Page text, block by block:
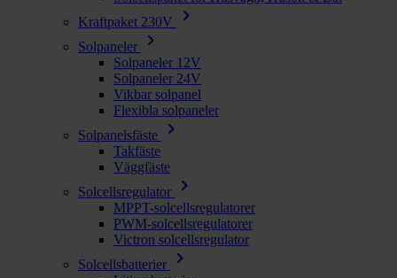
Kraftpaket 230V
chevron_right
Solpaneler chevron_right
Solpaneler 12V
Solpaneler 24V
Vikbar solpanel
Flexibla solpaneler
Solpanelsfäste
chevron_right
Takfäste
Väggfäste
Solcellsregulator
chevron_right
MPPT-solcellsregulatorer
PWM-solcellsregulatorer
Victron solcellsregulator
Solcellsbatterier
chevron_right